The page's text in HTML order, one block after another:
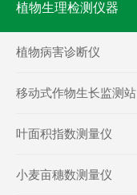
植物生理检测仪器
植物病害诊断仪
移动式作物生长监测站
叶面积指数测量仪
小麦亩穗数测量仪